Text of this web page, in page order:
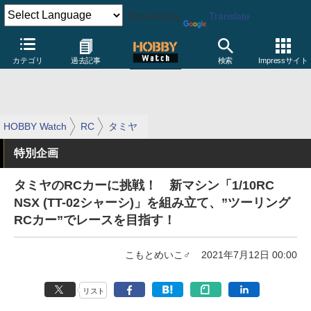
Powered by Translate
カテゴリ 過去記事 検索 Impressサイト
HOBBY Watch RC タミヤ
特別企画
タミヤのRCカーに挑戦！ 新マシン「1/10RC
NSX (TT-02シャーシ)」を組み立て、”ツーリング
RCカー”でレースを目指す！
こもとめいこ♂ 2021年7月12日 00:00
リスト